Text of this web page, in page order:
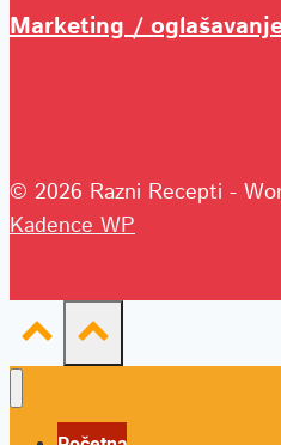
Marketing /
© 2026 Razni Recepti -
Kadence WP